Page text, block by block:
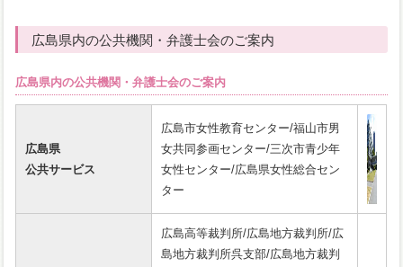
広島県内の公共機関・弁護士会のご案内
広島県内の公共機関・弁護士会のご案内
広島県
公共サービス
広島市女性教育センター/福山市男
女共同参画センター/三次市青少年
女性センター/広島県女性総合セン
ター
広島高等裁判所/広島地方裁判所/広
島地方裁判所呉支部/広島地方裁判